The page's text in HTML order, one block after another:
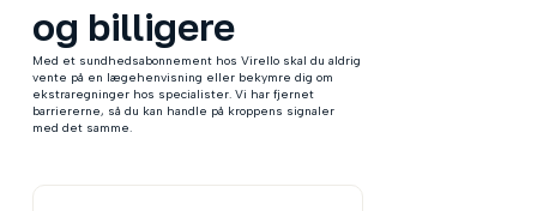
og billigere
Med et sundhedsabonnement hos Virello skal du aldrig
vente på en lægehenvisning eller bekymre dig om
ekstraregninger hos specialister. Vi har fjernet
barriererne, så du kan handle på kroppens signaler
med det samme.